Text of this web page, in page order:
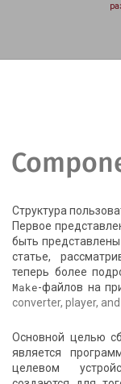
Структура
Первое
быть
статье,
теперь более
Make-файлов на
converter, player,
Основной целью
является
целевом